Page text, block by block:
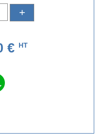
+
€ HT